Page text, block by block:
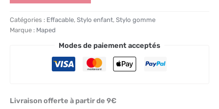
Catégories : Effacable, Stylo enfant, Stylo gomme
Marque : Maped
Modes de paiement acceptés
Livraison offerte à partir de 9€